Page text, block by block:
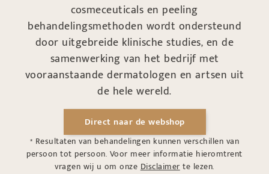
cosmeceuticals en peeling
behandelingsmethoden wordt ondersteund
door uitgebreide klinische studies, en de
samenwerking van het bedrijf met
vooraanstaande dermatologen en artsen uit
de hele wereld.
Direct naar de webshop
* Resultaten van behandelingen kunnen verschillen van
persoon tot persoon. Voor meer informatie hieromtrent
vragen wij u om onzeDisclaimerte lezen.